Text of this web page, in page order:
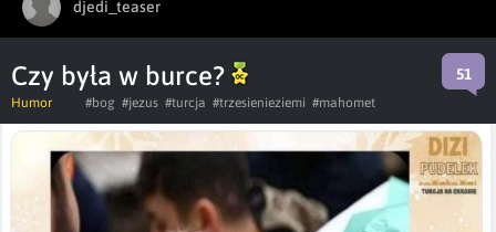
djedi_teaser
Czy była w burce? 51
Humor #bog #jezus #turcja #trzesienieziemi #mahomet